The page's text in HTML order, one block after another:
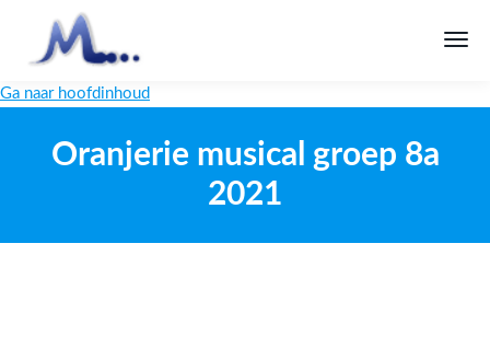
Ga naar hoofdinhoud
Oranjerie musical groep 8a
2021